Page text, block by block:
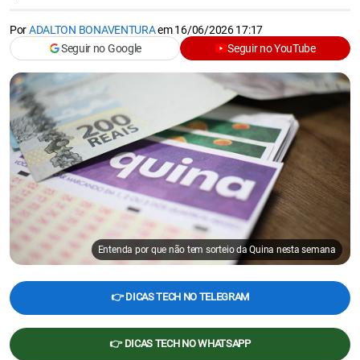
PorADALTON BONAVENTURAem16/06/2026 17:17
Seguir no Google
Seguir no YouTube
Entenda por que não tem sorteio da Quina nesta semana
👉 DICAS TECH NO TELEGRAM
👉 DICAS TECH NO WHATSAPP